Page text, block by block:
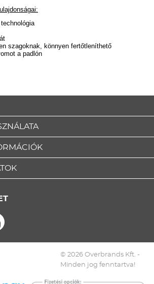
szagoknak, könnyen fertőtleníthető
a padlón
© 2026 Overbrands Kft. -
Minden jog fenntartva!